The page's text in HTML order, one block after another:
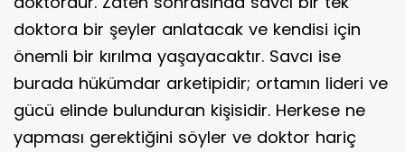
doktora bir şeyler anlatacak ve kendisi için
önemli bir kırılma yaşayacaktır. Savcı ise
burada hükümdar arketipidir; ortamın lideri ve
gücü elinde bulunduran kişisidir. Herkese ne
yapması gerektiğini söyler ve doktor hariç